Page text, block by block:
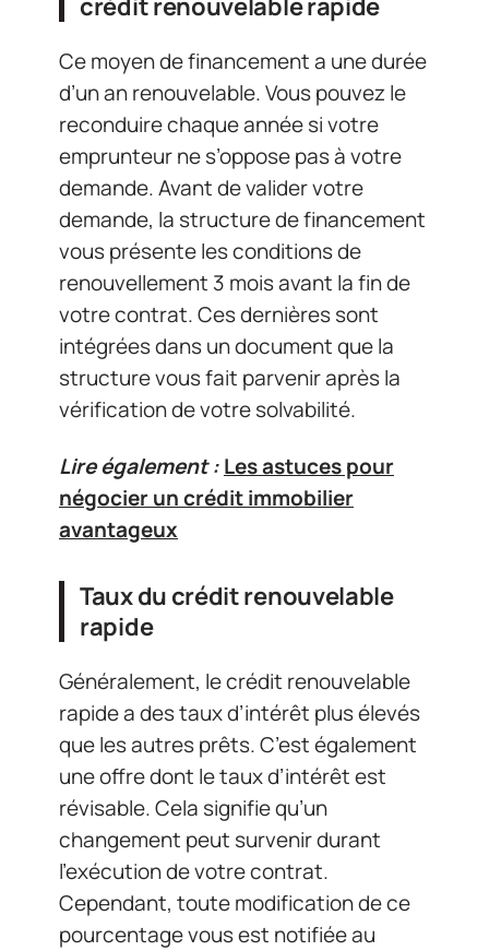
Ce moyen de financement a une durée
d’un an renouvelable. Vous pouvez le
reconduire chaque année si votre
emprunteur ne s’oppose pas à votre
demande. Avant de valider votre
demande, la structure de financement
vous présente les conditions de
renouvellement 3 mois avant la fin de
votre contrat. Ces dernières sont
intégrées dans un document que la
structure vous fait parvenir après la
vérification de votre solvabilité.
Lire également :Les astuces pour
négocier un crédit immobilier
avantageux
Taux du crédit renouvelable
rapide
Généralement, le crédit renouvelable
rapide a des taux d’intérêt plus élevés
que les autres prêts. C’est également
une offre dont le taux d’intérêt est
révisable. Cela signifie qu’un
changement peut survenir durant
l’exécution de votre contrat.
Cependant, toute modification de ce
pourcentage vous est notifiée au